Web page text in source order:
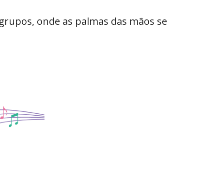
onde as palmas das mãos se